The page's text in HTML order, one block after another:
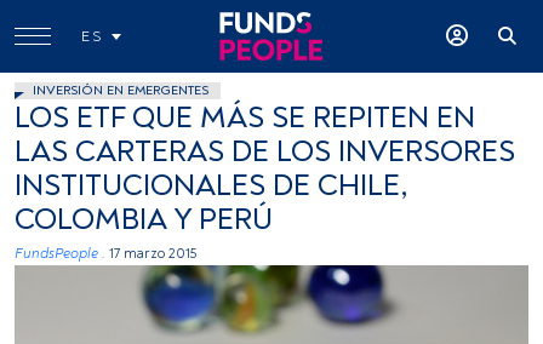
ES
INVERSIÓN EN EMERGENTES
LOS ETF QUE MÁS SE REPITEN EN
LAS CARTERAS DE LOS INVERSORES
INSTITUCIONALES DE CHILE,
COLOMBIA Y PERÚ
FundsPeople . 17 marzo 2015